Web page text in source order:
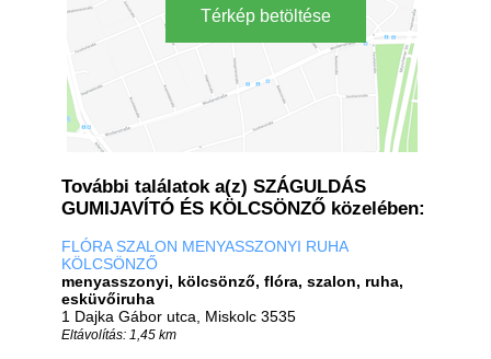
Térkép betöltése
További találatok a(z) SZÁGULDÁS
GUMIJAVÍTÓ ÉS KÖLCSÖNZŐ közelében:
FLÓRA SZALON MENYASSZONYI RUHA
KÖLCSÖNZŐ
menyasszonyi, kölcsönző, flóra, szalon, ruha,
esküvőiruha
1 Dajka Gábor utca, Miskolc 3535
Eltávolítás: 1,45 km